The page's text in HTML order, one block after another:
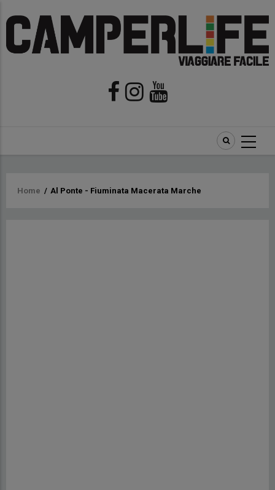
Briciole
Home / Al Ponte - Fiuminata Macerata Marche